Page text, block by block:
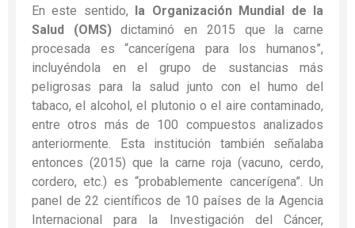
En este sentido, la Organización Mundial de la
Salud (OMS)dictaminó en 2015 que la carne
procesada es “cancerígena para los humanos”,
incluyéndola en el grupo de sustancias más
peligrosas para la salud junto con el humo del
tabaco, el alcohol, el plutonio o el aire contaminado,
entre otros más de 100 compuestos analizados
anteriormente. Esta institución también señalaba
entonces (2015) que la carne roja (vacuno, cerdo,
cordero, etc.) es “probablemente cancerígena”. Un
panel de 22 científicos de 10 países de la Agencia
Internacional para la Investigación del Cáncer,